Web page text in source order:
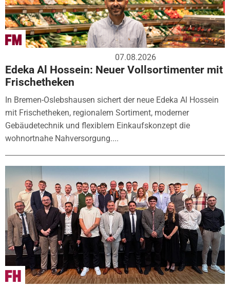
07.08.2026
Edeka Al Hossein: Neuer Vollsortimenter mit
Frischetheken
In Bremen-Oslebshausen sichert der neue Edeka Al Hossein
mit Frischetheken, regionalem Sortiment, moderner
Gebäudetechnik und flexiblem Einkaufskonzept die
wohnortnahe Nahversorgung....